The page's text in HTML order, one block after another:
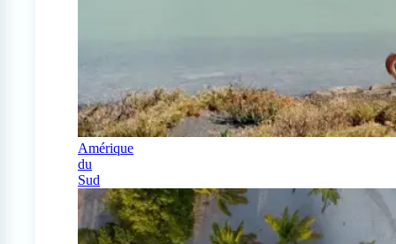
Amérique
du
Sud